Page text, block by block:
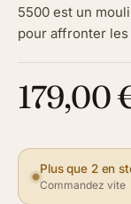
5500 est un
pour affronter
179,00
Plus que 2 en
Commandez vite